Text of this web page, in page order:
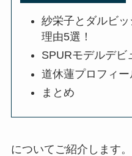
紗栄子とダルビ
理由5選！
SPURモデルデビ
道休蓮プロフィー
まとめ
についてご紹介します。